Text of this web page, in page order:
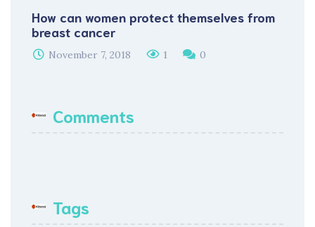
How can women protect themselves from
breast cancer
November 7, 2018 1 0
Comments
Tags